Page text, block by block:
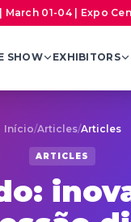
01-04 | Expo
SHOW EXHIBITORS
Início/Articles/Articles
ARTICLES